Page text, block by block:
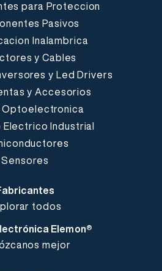
para Proteccion
Pasivos
Inalambrica
y Cables
y Led Drivers
y Accesorios
Optoelectronica
Electrico Industrial
Sensores
todos
Elemon®
mejor